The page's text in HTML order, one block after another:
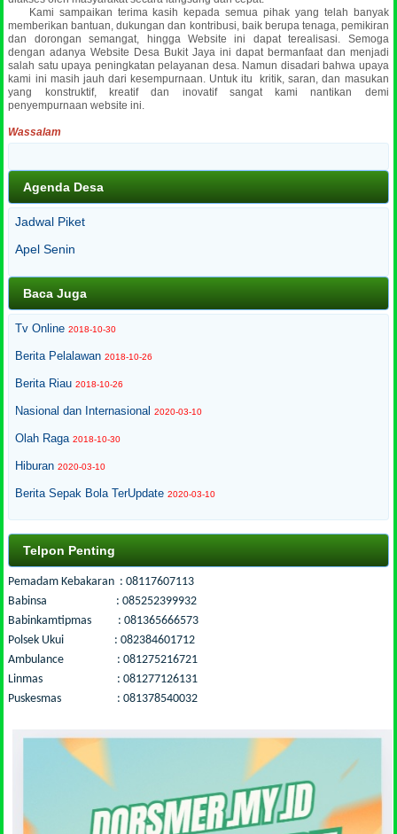
Kami sampaikan terima kasih kepada semua pihak yang telah banyak
memberikan bantuan, dukungan dan kontribusi, baik berupa tenaga, pemikiran
dan dorongan semangat, hingga Website ini dapat terealisasi. Semoga
dengan adanya Website Desa Bukit Jaya ini dapat bermanfaat dan menjadi
salah satu upaya peningkatan pelayanan desa. Namun disadari bahwa upaya
kami ini masih jauh dari kesempurnaan. Untuk itu kritik, saran, dan masukan
yang konstruktif, kreatif dan inovatif sangat kami nantikan demi
penyempurnaan website ini.
Wassalam
Agenda Desa
Jadwal Piket
Apel Senin
Baca Juga
Tv Online 2018-10-30
Berita Pelalawan 2018-10-26
Berita Riau 2018-10-26
Nasional dan Internasional 2020-03-10
Olah Raga 2018-10-30
Hiburan 2020-03-10
Berita Sepak Bola TerUpdate 2020-03-10
Telpon Penting
Pemadam Kebakaran : 08117607113
Babinsa : 085252399932
Babinkamtipmas : 081365666573
Polsek Ukui : 082384601712
Ambulance : 081275216721
Linmas : 081277126131
Puskesmas : 081378540032